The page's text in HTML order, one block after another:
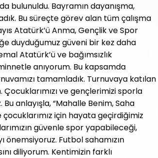
bulunuldu. Bayramın dayanışma,
Bu süreçte görev alan tüm çalışma
Atatürk’ü Anma, Gençlik ve Spor
duyduğumuz güveni bir kez daha
Atatürk’ü ve bağımsızlık
anıyorum. Bu kapsamda
tamamladık. Turnuvaya katılan
Çocuklarımızı ve gençlerimizi sporla
anlayışla, “Mahalle Benim, Saha
için hayata geçirdiğimiz
güvenle spor yapabileceği,
Futbol sahamızın
diliyorum. Kentimizin farklı